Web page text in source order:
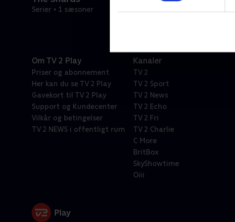
Serier • 1 sæsoner
Om TV 2 Play
Priser og abonnement
Her kan du se TV 2 Play
Gavekort til TV 2 Play
Support og Kundecenter
Vilkår og betingelser
TV 2 NEWS i offentligt rum
Kanaler
TV 2
TV 2 Sport
TV 2 News
TV 2 Echo
TV 2 Fri
TV 2 Charlie
C More
BritBox
SkyShowtime
Oiii